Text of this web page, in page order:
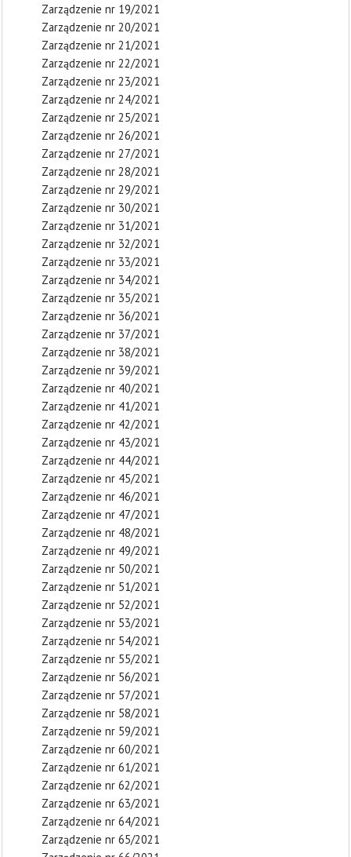
Zarządzenie nr 19/2021
Zarządzenie nr 20/2021
Zarządzenie nr 21/2021
Zarządzenie nr 22/2021
Zarządzenie nr 23/2021
Zarządzenie nr 24/2021
Zarządzenie nr 25/2021
Zarządzenie nr 26/2021
Zarządzenie nr 27/2021
Zarządzenie nr 28/2021
Zarządzenie nr 29/2021
Zarządzenie nr 30/2021
Zarządzenie nr 31/2021
Zarządzenie nr 32/2021
Zarządzenie nr 33/2021
Zarządzenie nr 34/2021
Zarządzenie nr 35/2021
Zarządzenie nr 36/2021
Zarządzenie nr 37/2021
Zarządzenie nr 38/2021
Zarządzenie nr 39/2021
Zarządzenie nr 40/2021
Zarządzenie nr 41/2021
Zarządzenie nr 42/2021
Zarządzenie nr 43/2021
Zarządzenie nr 44/2021
Zarządzenie nr 45/2021
Zarządzenie nr 46/2021
Zarządzenie nr 47/2021
Zarządzenie nr 48/2021
Zarządzenie nr 49/2021
Zarządzenie nr 50/2021
Zarządzenie nr 51/2021
Zarządzenie nr 52/2021
Zarządzenie nr 53/2021
Zarządzenie nr 54/2021
Zarządzenie nr 55/2021
Zarządzenie nr 56/2021
Zarządzenie nr 57/2021
Zarządzenie nr 58/2021
Zarządzenie nr 59/2021
Zarządzenie nr 60/2021
Zarządzenie nr 61/2021
Zarządzenie nr 62/2021
Zarządzenie nr 63/2021
Zarządzenie nr 64/2021
Zarządzenie nr 65/2021